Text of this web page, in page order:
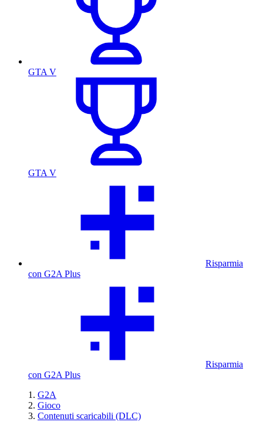
GTA V
GTA V
Risparmia
con G2A Plus
Risparmia
con G2A Plus
G2A
Gioco
Contenuti scaricabili (DLC)